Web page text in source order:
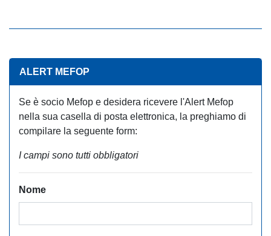
ALERT MEFOP
Se è socio Mefop e desidera ricevere l'Alert Mefop
nella sua casella di posta elettronica, la preghiamo di
compilare la seguente form:
I campi sono tutti obbligatori
Nome